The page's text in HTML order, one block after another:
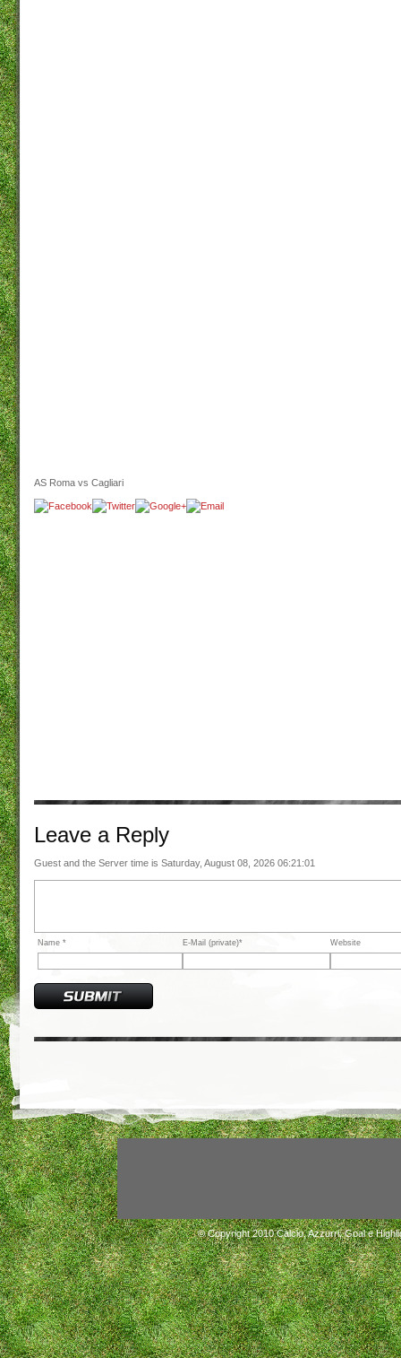
AS Roma vs Cagliari
Leave a Reply
Guest and the Server time is Saturday, August 08, 2026 06:21:01
Name * E-Mail (private)* Website
© Copyright 2010Calcio, Azzurri, Goal e